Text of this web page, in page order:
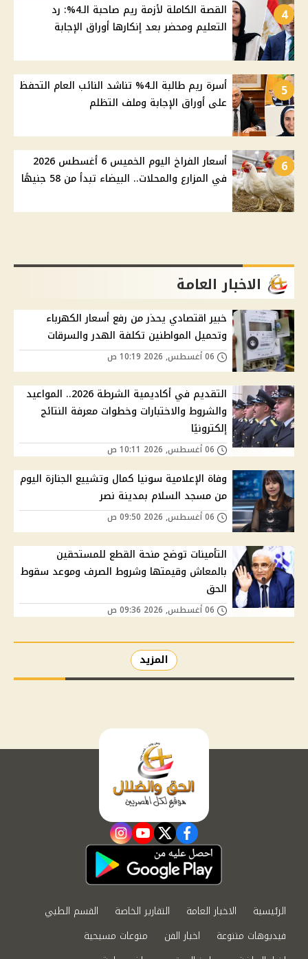
4
القصة الكاملة لأزمة ريم صاحبة الـ4%: رد
التعليم ومحضر بعد إنكارها أوراق الإجابة
5
أسرة ريم طالبة الـ4% تناشد النائب العام التحفظ
على أوراق الإجابة وملف التظلم
6
أسعار الفراخ اليوم الخميس 6 أغسطس 2026
في المزارع والمحلات.. البيضاء تبدأ من 58 جنيهًا
الاخبار العامة
خبير اقتصادي يحذر من رفع أسعار الكهرباء
وتحميل المواطنين تكلفة الهدر والسرقات
التقديم في أكاديمية الشرطة 2026.. المواعيد
والشروط والاختبارات وخطوات معرفة النتائج
إلكترونيًا
وفاة الإعلامية سونيا كمال وتشييع الجنازة اليوم
من مسجد السلام بمدينة نصر
التأمينات توضح منحة القطع للمستحقين
بالمعاش وقيمتها وشروط الصرف وموعد سقوط
الحق
المزيد
facebook
twitter
youtube
instagram
الرئيسية الاخبار العامة التقارير الخاصة
القسم الطبي
فيديوهات متنوعة
اخبار الفن
منوعات مسيحية